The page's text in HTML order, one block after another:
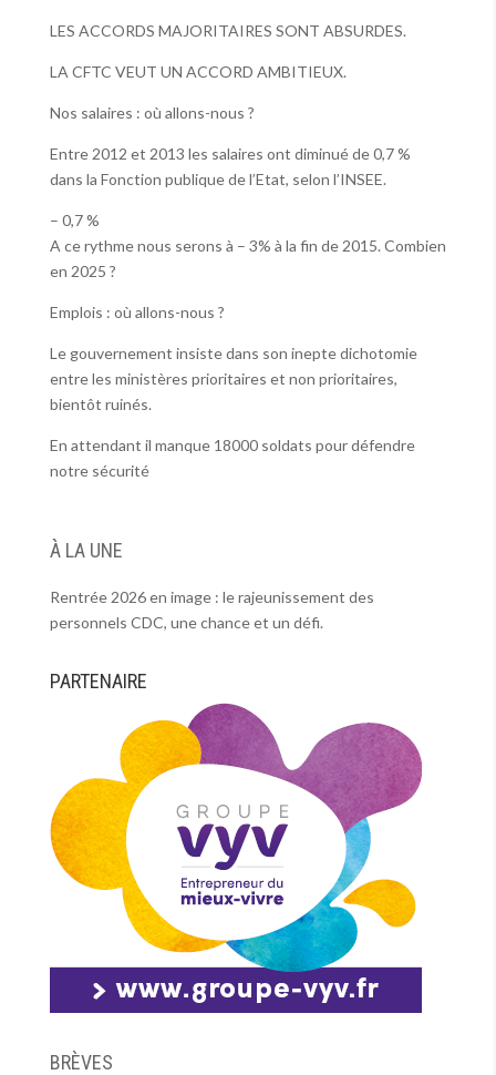
LES ACCORDS MAJORITAIRES SONT ABSURDES.
LA CFTC VEUT UN ACCORD AMBITIEUX.
Nos salaires : où allons-nous ?
Entre 2012 et 2013 les salaires ont diminué de 0,7 %
dans la Fonction publique de l’Etat, selon l’INSEE.
– 0,7 %
A ce rythme nous serons à – 3% à la fin de 2015. Combien
en 2025 ?
Emplois : où allons-nous ?
Le gouvernement insiste dans son inepte dichotomie
entre les ministères prioritaires et non prioritaires,
bientôt ruinés.
En attendant il manque 18000 soldats pour défendre
notre sécurité
À LA UNE
Rentrée 2026 en image : le rajeunissement des
personnels CDC, une chance et un défi.
PARTENAIRE
BRÈVES